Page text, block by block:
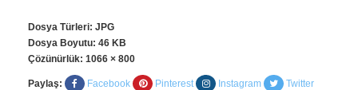
Dosya Türleri: JPG
Dosya Boyutu: 46 KB
Çözünürlük: 1066 × 800
Paylaş: Facebook Pinterest Instagram Twitter